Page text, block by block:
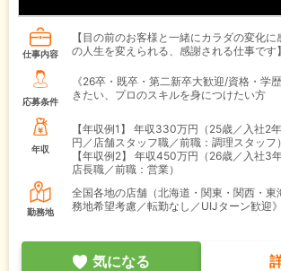
仕事内容
【目の前のお客様と一緒にカラダの変化
の人生を変えられる、感謝される仕事です】
応募条件
《26卒・既卒・第二新卒大歓迎/資格・学
きたい、プロのスキルを身につけたい方
年収
【年収例1】
年収330万円（25歳／入社2
円／店舗スタッフ職／前職：調理スタッフ）
【年収例2】
年収450万円（26歳／入社3
店長職／前職：営業）
勤務地
全国各地の店舗（北海道・関東・関西・東
務地希望考慮／転勤なし／UIJターン歓迎》
気になる